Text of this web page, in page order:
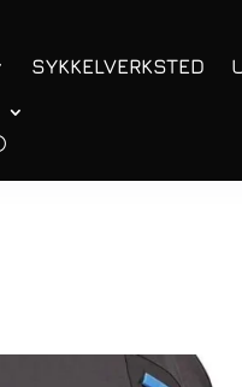
SYKKELVERKSTED